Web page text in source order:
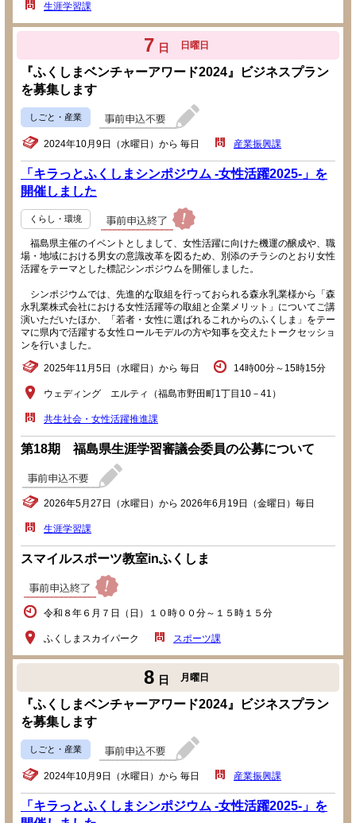
生涯学習課
7 日 日曜日
『ふくしまベンチャーアワード2024』ビジネスプラン
を募集します
しごと・産業
2024年10月9日（水曜日）から 毎日 産業振興課
「キラっとふくしまシンポジウム -女性活躍2025-」を
開催しました
くらし・環境
福島県主催のイベントとしまして、女性活躍に向けた機運の醸成や、職
場・地域における男女の意識改革を図るため、別添のチラシのとおり女性
活躍をテーマとした標記シンポジウムを開催しました。
シンポジウムでは、先進的な取組を行っておられる森永乳業様から「森
永乳業株式会社における女性活躍等の取組と企業メリット」についてご講
演いただいたほか、「若者・女性に選ばれるこれからのふくしま」をテー
マに県内で活躍する女性ロールモデルの方や知事を交えたトークセッショ
ンを行いました。
2025年11月5日（水曜日）から 毎日 14時00分～15時15分
ウェディング エルティ（福島市野田町1丁目10－41）
共生社会・女性活躍推進課
第18期 福島県生涯学習審議会委員の公募について
2026年5月27日（水曜日）から 2026年6月19日（金曜日）毎日
生涯学習課
スマイルスポーツ教室inふくしま
令和８年６月７日（日）１０時００分～１５時１５分
ふくしまスカイパーク スポーツ課
8 日 月曜日
『ふくしまベンチャーアワード2024』ビジネスプラン
を募集します
しごと・産業
2024年10月9日（水曜日）から 毎日 産業振興課
「キラっとふくしまシンポジウム -女性活躍2025-」を